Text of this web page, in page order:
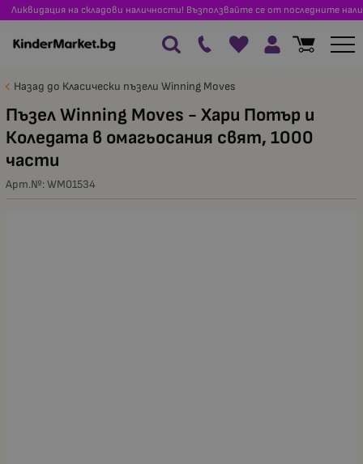
Ликвидация на складови наличности! Възползвайте се от последните
Назад до Класически пъзели Winning Moves
Пъзел Winning Moves - Хари Потър и
Коледата в омагьосания свят, 1000
части
Арт.№:WM01534